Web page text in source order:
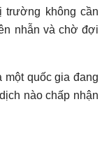
trường không cần
nhẫn và chờ đợi
một quốc gia đang
nào chấp nhận